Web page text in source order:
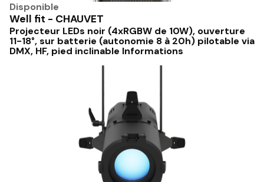
Disponible
Well fit - CHAUVET
Projecteur LEDs noir (4xRGBW de 10W), ouverture
11-18°, sur batterie (autonomie 8 à 20h) pilotable via
DMX, HF, pied inclinable Informations